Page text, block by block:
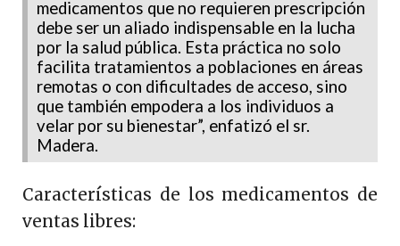
medicamentos que no requieren prescripción
debe ser un aliado indispensable en la lucha
por la salud pública. Esta práctica no solo
facilita tratamientos a poblaciones en áreas
remotas o con dificultades de acceso, sino
que también empodera a los individuos a
velar por su bienestar”, enfatizó el sr.
Madera.
Características de los medicamentos de
ventas libres: